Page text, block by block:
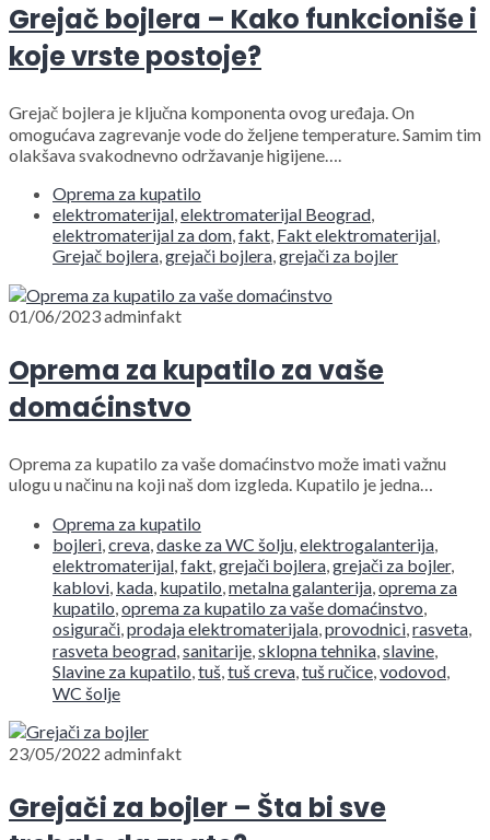
Grejač bojlera – Kako funkcioniše i
koje vrste postoje?
Grejač bojlera je ključna komponenta ovog uređaja. On
omogućava zagrevanje vode do željene temperature. Samim tim
olakšava svakodnevno održavanje higijene….
Oprema za kupatilo
elektromaterijal,elektromaterijal Beograd,
elektromaterijal za dom,fakt, Fakt elektromaterijal,
Grejač bojlera,grejači bojlera,grejači za bojler
01/06/2023adminfakt
Oprema za kupatilo za vaše
domaćinstvo
Oprema za kupatilo za vaše domaćinstvo može imati važnu
ulogu u načinu na koji naš dom izgleda. Kupatilo je jedna…
Oprema za kupatilo
bojleri,creva,daske za WC šolju,elektrogalanterija,
elektromaterijal,fakt,grejači bojlera,grejači za bojler,
kablovi, kada, kupatilo,metalna galanterija,oprema za
kupatilo,oprema za kupatilo za vaše domaćinstvo,
osigurači,prodaja elektromaterijala,provodnici,rasveta,
rasveta beograd,sanitarije,sklopna tehnika,slavine,
Slavine za kupatilo,tuš,tuš creva,tuš ručice,vodovod,
WC šolje
23/05/2022 adminfakt
Grejači za bojler – Šta bi sve